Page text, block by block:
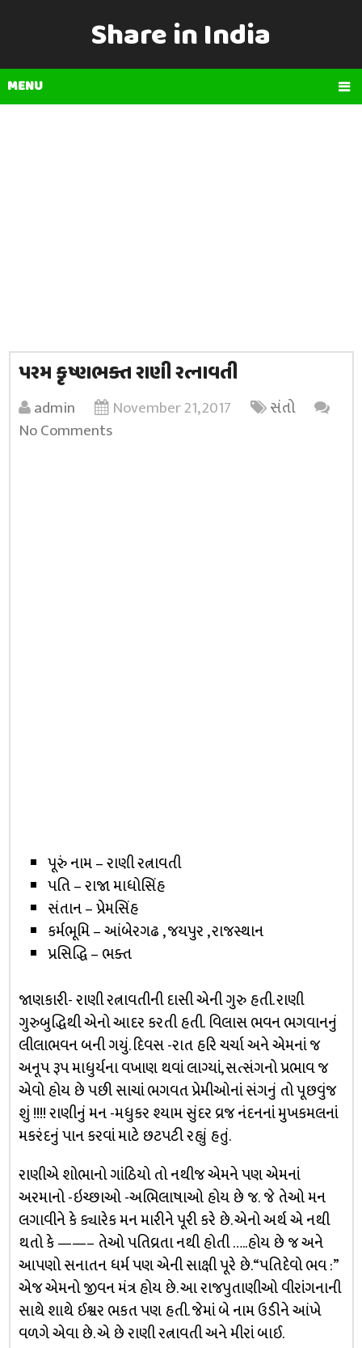
Share in India
MENU
પરમ કૃષ્ણભક્ત રાણી રત્નાવતી
admin November 21, 2017
સંતો
No Comments
પૂરું નામ – રાણી રત્નાવતી
પતિ – રાજા માધોસિંહ
સંતાન – પ્રેમસિંહ
કર્મભૂમિ – આંબેરગઢ , જયપુર , રાજસ્થાન
પ્રસિદ્ધિ – ભક્ત
જાણકારી- રાણી રત્નાવતીની દાસી એની ગુરુ હતી. રાણી
ગુરુબુદ્ધિથી એનો આદર કરતી હતી. વિલાસ ભવન ભગવાનનું
લીલાભવન બની ગયું. દિવસ -રાત હરિ ચર્ચા અને એમનાં જ
અનૂપ રૂપ માધુર્યના વખાણ થવાં લાગ્યાં, સત્સંગનો પ્રભાવ જ
એવો હોય છે પછી સાચાં ભગવત પ્રેમીઓનાં સંગનું તો પૂછવુંજ
શું !!!! રાણીનું મન -મધુકર શ્યામ સુંદર વ્રજ નંદનનાં મુખકમલનાં
મકરંદનું પાન કરવાં માટે છટપટી રહ્યું હતું.
રાણીએ શોભાનો ગાંઠિયો તો નથીજ એમને પણ એમનાં
અરમાનો -ઇચ્છાઓ -અભિલાષાઓ હોય છે જ. જે તેઓ મન
લગાવીને કે ક્યારેક મન મારીને પૂરી કરે છે. એનો અર્થ એ નથી
થતો કે ——– તેઓ પતિવ્રતા નથી હોતી …..હોય છે જ અને
આપણો સનાતન ધર્મ પણ એની સાક્ષી પૂરે છે. “પતિદેવો ભવ :”
એજ એમનો જીવન મંત્ર હોય છે. આ રાજપુતાણીઓ વીરાંગનાની
સાથે શાથે ઈશ્વર ભકત પણ હતી. જેમાં બે નામ ઉડીને આંખે
વળગે એવા છે. એ છે રાણી રત્નાવતી અને મીરાં બાઈ.